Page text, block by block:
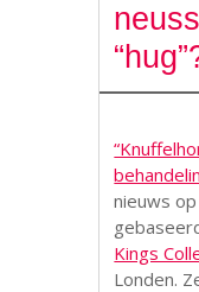
nieuws op
Kings
Londen.